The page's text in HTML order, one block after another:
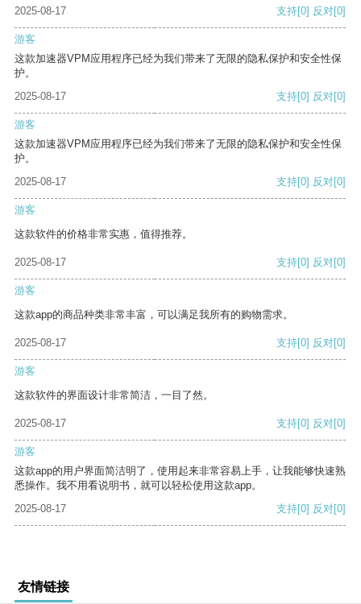
2025-08-17
支持[0] 反对[0]
游客
这款加速器VPM应用程序已经为我们带来了无限的隐私保护和安全性保
护。
2025-08-17
支持[0] 反对[0]
游客
这款加速器VPM应用程序已经为我们带来了无限的隐私保护和安全性保
护。
2025-08-17
支持[0] 反对[0]
游客
这款软件的价格非常实惠，值得推荐。
2025-08-17 支持[0] 反对[0]
游客
这款app的商品种类非常丰富，可以满足我所有的购物需求。
2025-08-17 支持[0] 反对[0]
游客
这款软件的界面设计非常简洁，一目了然。
2025-08-17 支持[0] 反对[0]
游客
这款app的用户界面简洁明了，使用起来非常容易上手，让我能够快速熟
悉操作。我不用看说明书，就可以轻松使用这款app。
2025-08-17
支持[0] 反对[0]
友情链接